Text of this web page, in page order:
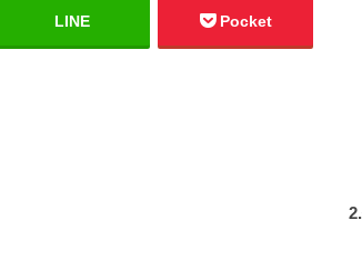
LINE Pocket